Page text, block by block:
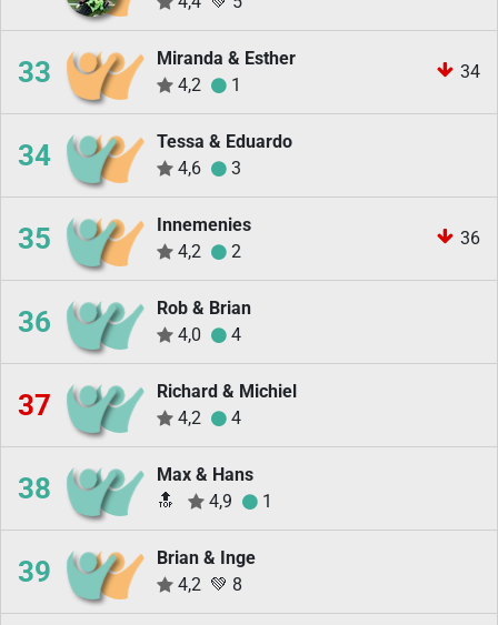
33
Miranda & Esther
4,2
1
34
34
Tessa & Eduardo
4,6
3
35
Innemenies
4,2
2
36
36
Rob & Brian
4,0
4
37
Richard & Michiel
4,2
4
38
Max & Hans
🔝
4,9 1
39
Brian & Inge
4,2 💚 8